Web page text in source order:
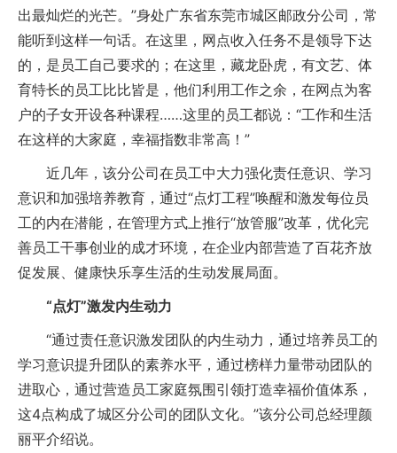
出最灿烂的光芒。”身处广东省东莞市城区邮政分公司，常
能听到这样一句话。在这里，网点收入任务不是领导下达
的，是员工自己要求的；在这里，藏龙卧虎，有文艺、体
育特长的员工比比皆是，他们利用工作之余，在网点为客
户的子女开设各种课程……这里的员工都说：“工作和生活
在这样的大家庭，幸福指数非常高！”
近几年，该分公司在员工中大力强化责任意识、学习
意识和加强培养教育，通过“点灯工程”唤醒和激发每位员
工的内在潜能，在管理方式上推行“放管服”改革，优化完
善员工干事创业的成才环境，在企业内部营造了百花齐放
促发展、健康快乐享生活的生动发展局面。
“点灯”激发内生动力
“通过责任意识激发团队的内生动力，通过培养员工的
学习意识提升团队的素养水平，通过榜样力量带动团队的
进取心，通过营造员工家庭氛围引领打造幸福价值体系，
这4点构成了城区分公司的团队文化。”该分公司总经理颜
丽平介绍说。